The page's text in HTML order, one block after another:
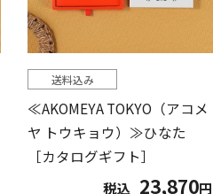
送料込み
≪AKOMEYA TOKYO（アコメ
ヤ トウキョウ）≫ひなた
［カタログギフト］
税込 23,870円